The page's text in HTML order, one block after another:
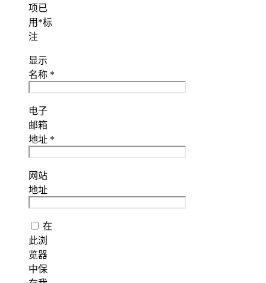
项已
用 *标
注
显示
名称 *
电子
邮箱
地址 *
网站
地址
在
此浏
览器
中保